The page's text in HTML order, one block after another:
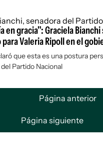
en gracia": Graciela
Valeria Ripoll en el
que esta es una postura
Partido Nacional
Página anterior
Página siguiente